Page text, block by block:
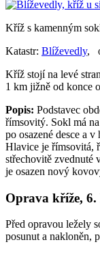
Kříž s kamenným
Katastr: Blíževedly,
Kříž stojí na levé
1 km jižně od konce
Popis: Podstavec
římsovitý. Sokl má
po osazené desce a
Hlavice je římsovitá,
střechovitě zvednuté
je osazen nový
Oprava kříže, 6.
Před opravou ležely
posunut a nakloněn,